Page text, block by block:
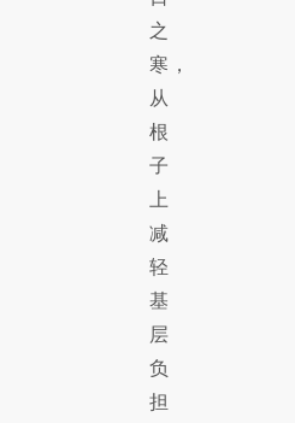
之
寒，
从
根
子
上
减
轻
基
层
负
担